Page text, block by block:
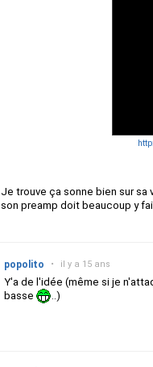
Je trouve ça sonne bien sur
son preamp doit beaucoup y
popolito • il y a 15 ans
Y'a de l'idée (même si je
basse
..)